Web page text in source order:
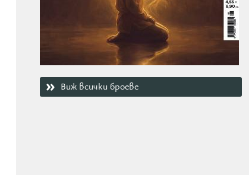
Виж всички броеве